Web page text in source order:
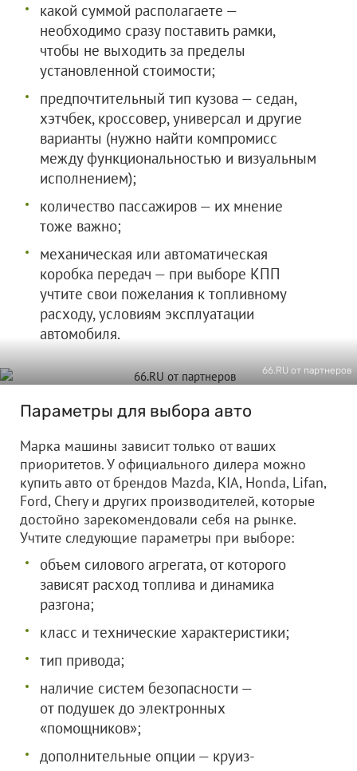
какой суммой располагаете —
необходимо сразу поставить рамки,
чтобы не выходить за пределы
установленной стоимости;
предпочтительный тип кузова — седан,
хэтчбек, кроссовер, универсал и другие
варианты (нужно найти компромисс
между функциональностью и визуальным
исполнением);
количество пассажиров — их мнение
тоже важно;
механическая или автоматическая
коробка передач — при выборе КПП
учтите свои пожелания к топливному
расходу, условиям эксплуатации
автомобиля.
66.RU от партнеров
Параметры для выбора авто
Марка машины зависит только от ваших
приоритетов. У официального дилера можно
купить авто от брендов Mazda, KIA, Honda, Lifan,
Ford, Chery и других производителей, которые
достойно зарекомендовали себя на рынке.
Учтите следующие параметры при выборе:
объем силового агрегата, от которого
зависят расход топлива и динамика
разгона;
класс и технические характеристики;
тип привода;
наличие систем безопасности —
от подушек до электронных
«помощников»;
дополнительные опции — круиз-